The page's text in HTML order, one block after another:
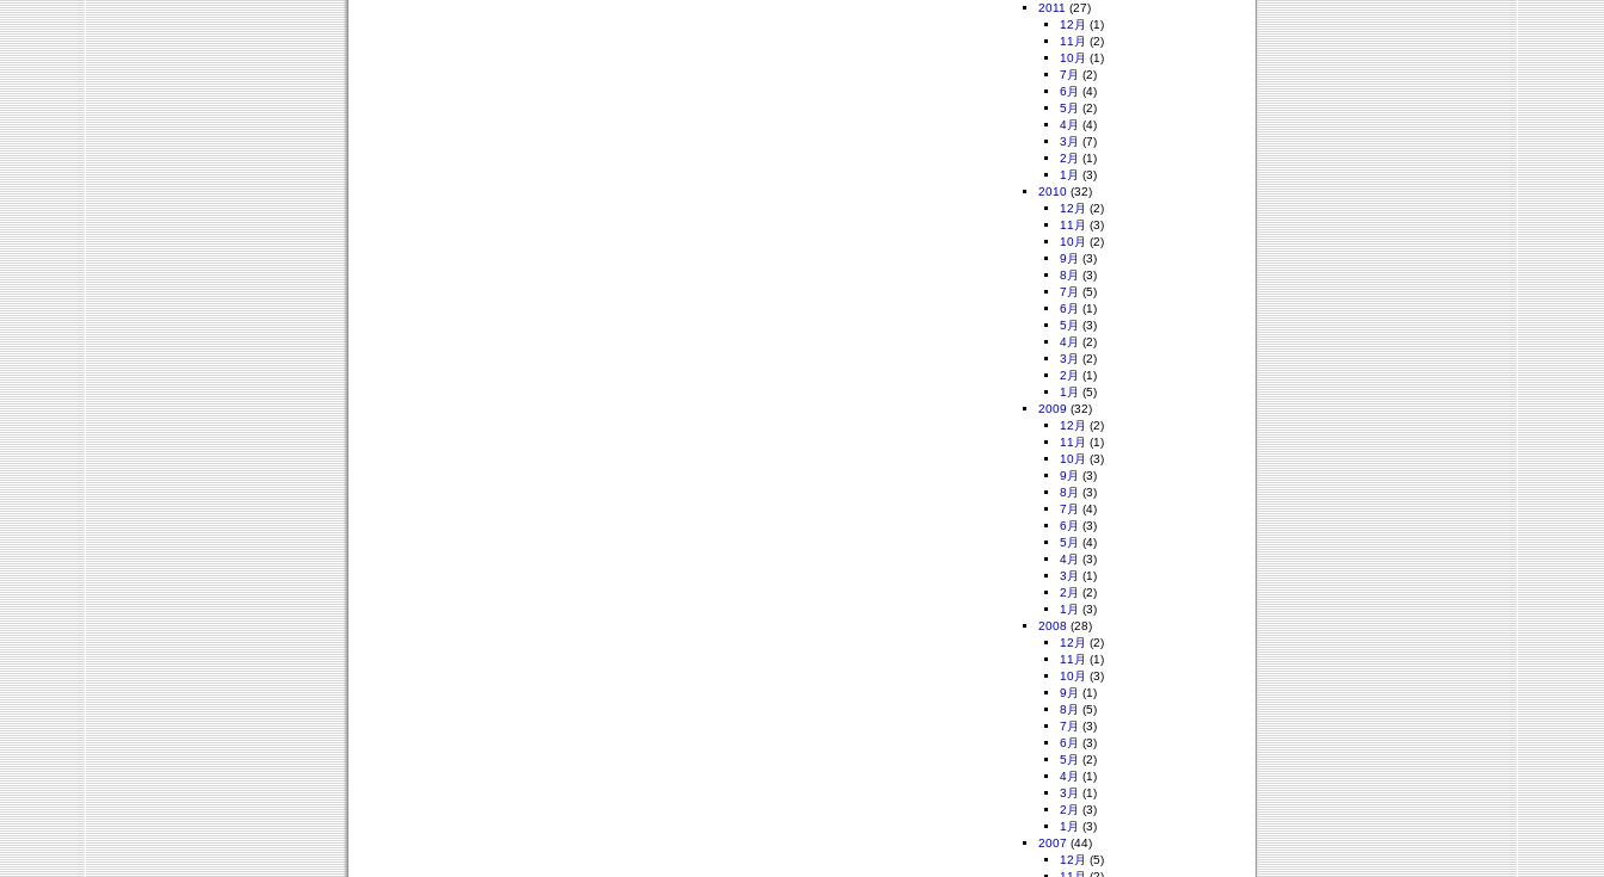
2011 (27)
12月 (1)
11月 (2)
10月 (1)
7月 (2)
6月 (4)
5月 (2)
4月 (4)
3月 (7)
2月 (1)
1月 (3)
2010 (32)
12月 (2)
11月 (3)
10月 (2)
9月 (3)
8月 (3)
7月 (5)
6月 (1)
5月 (3)
4月 (2)
3月 (2)
2月 (1)
1月 (5)
2009 (32)
12月 (2)
11月 (1)
10月 (3)
9月 (3)
8月 (3)
7月 (4)
6月 (3)
5月 (4)
4月 (3)
3月 (1)
2月 (2)
1月 (3)
2008 (28)
12月 (2)
11月 (1)
10月 (3)
9月 (1)
8月 (5)
7月 (3)
6月 (3)
5月 (2)
4月 (1)
3月 (1)
2月 (3)
1月 (3)
2007 (44)
12月 (5)